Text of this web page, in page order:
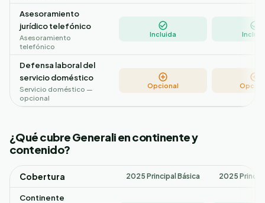
Asesoramiento
jurídico telefónico
Asesoramiento
telefónico
Incluida
Defensa laboral del
servicio doméstico
Servicio doméstico —
opcional
Opcional
¿Qué cubre Generali en continente y
contenido?
Cobertura 2025 Principal Básica 2025
Continente